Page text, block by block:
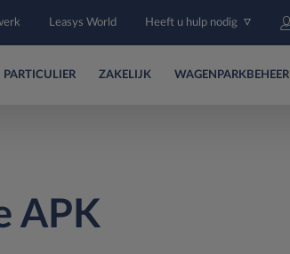
Leasys World Heeft u hulp nodig
PARTICULIER ZAKELIJK WAGENPARKBEHEER
APK